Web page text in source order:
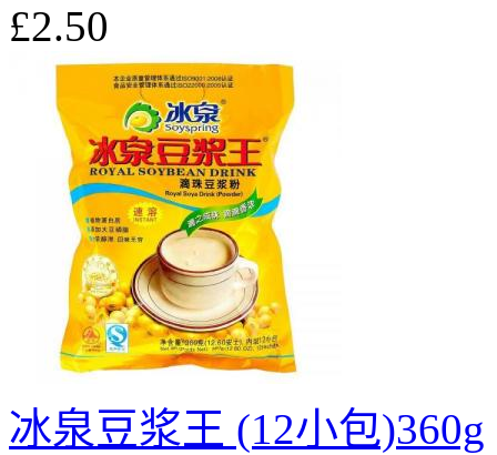
£2.50
冰泉豆浆王 (12小包)360g